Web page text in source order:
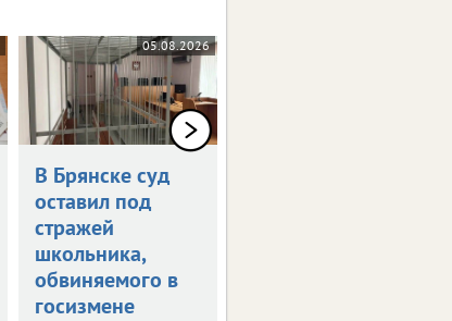
05.08.2026
В Брянске суд
оставил под
стражей
школьника,
обвиняемого в
госизмене